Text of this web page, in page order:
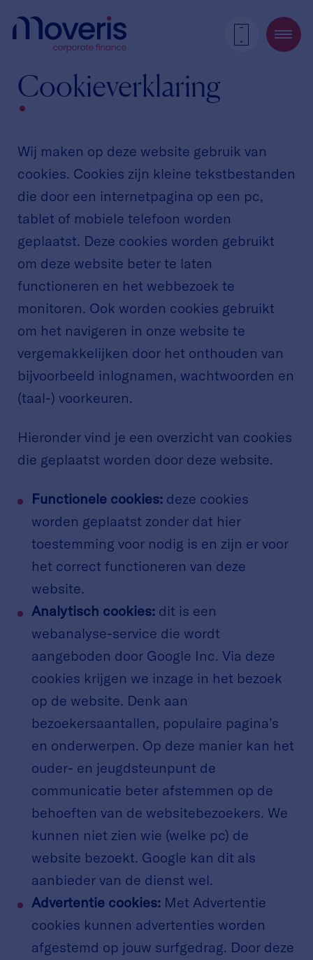
Cookieverklaring
Wij maken op deze website gebruik van
cookies. Cookies zijn kleine tekstbestanden
die door een internetpagina op een pc,
tablet of mobiele telefoon worden
geplaatst. Deze cookies worden gebruikt
om deze website beter te laten
functioneren en het webbezoek te
monitoren. Ook worden cookies gebruikt
om het navigeren in onze website te
vergemakkelijken door het onthouden van
bijvoorbeeld inlognamen, wachtwoorden en
(taal-) voorkeuren.
Hieronder vind je een overzicht van cookies
die geplaatst worden door deze website.
Functionele cookies: deze cookies
worden geplaatst zonder dat hier
toestemming voor nodig is en zijn er voor
het correct functioneren van deze
website.
Analytisch cookies: dit is een
webanalyse-service die wordt
aangeboden door Google Inc. Via deze
cookies krijgen we inzage in het bezoek
op de website. Denk aan
bezoekersaantallen, populaire pagina’s
en onderwerpen. Op deze manier kan het
ouder- en jeugdsteunpunt de
communicatie beter afstemmen op de
behoeften van de websitebezoekers. We
kunnen niet zien wie (welke pc) de
website bezoekt. Google kan dit als
aanbieder van de dienst wel.
Advertentie cookies: Met Advertentie
cookies kunnen advertenties worden
afgestemd op jouw surfgedrag. Door deze